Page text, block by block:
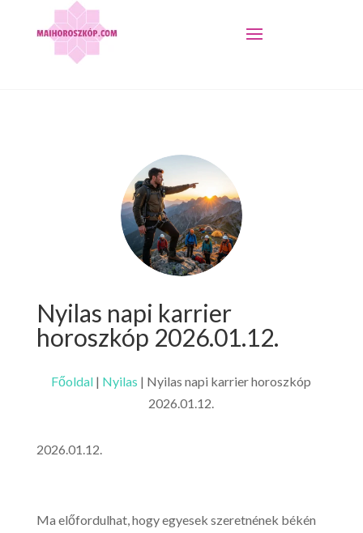
Nyilas napi karrier
horoszkóp 2026.01.12.
Főoldal | Nyilas | Nyilas napi karrier horoszkóp
2026.01.12.
2026.01.12.
Ma előfordulhat, hogy egyesek szeretnének békén